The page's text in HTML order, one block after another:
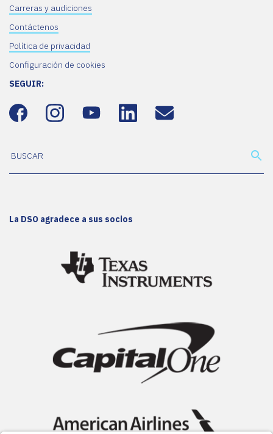
Carreras y audiciones
Contáctenos
Política de privacidad
Configuración de cookies
SEGUIR:
La DSO agradece a sus socios